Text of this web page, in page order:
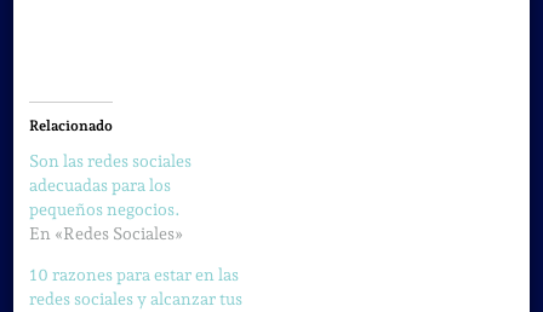
Relacionado
Son las redes sociales
adecuadas para los
pequeños negocios.
En «Redes Sociales»
10 razones para estar en las
redes sociales y alcanzar tus